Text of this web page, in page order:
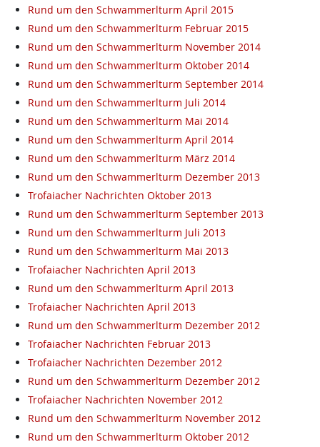
Rund um den Schwammerlturm April 2015
Rund um den Schwammerlturm Februar 2015
Rund um den Schwammerlturm November 2014
Rund um den Schwammerlturm Oktober 2014
Rund um den Schwammerlturm September 2014
Rund um den Schwammerlturm Juli 2014
Rund um den Schwammerlturm Mai 2014
Rund um den Schwammerlturm April 2014
Rund um den Schwammerlturm März 2014
Rund um den Schwammerlturm Dezember 2013
Trofaiacher Nachrichten Oktober 2013
Rund um den Schwammerlturm September 2013
Rund um den Schwammerlturm Juli 2013
Rund um den Schwammerlturm Mai 2013
Trofaiacher Nachrichten April 2013
Rund um den Schwammerlturm April 2013
Trofaiacher Nachrichten April 2013
Rund um den Schwammerlturm Dezember 2012
Trofaiacher Nachrichten Februar 2013
Trofaiacher Nachrichten Dezember 2012
Rund um den Schwammerlturm Dezember 2012
Trofaiacher Nachrichten November 2012
Rund um den Schwammerlturm November 2012
Rund um den Schwammerlturm Oktober 2012